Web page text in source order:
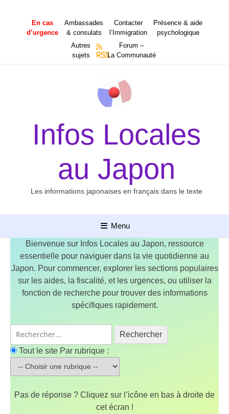
contenu
En cas
d’urgence
Ambassades
& consulats
Contacter
l’Immigration
Présence & aide
psychologique
Autres
sujets
RSS
Forum –
La Communauté
Infos Locales
au Japon
Les informations japonaises en français dans le texte
Menu
Bienvenue sur Infos Locales au Japon, ressource
essentielle pour naviguer dans la vie quotidienne au
Japon. Pour commencer, explorer les sections populaires
sur les aides, la fiscalité, et les urgences, ou utiliser la
fonction de recherche pour trouver des informations
spécifiques rapidement.
Rechercher
Tout le site Par rubrique :
Pas de réponse ? Cliquez sur l’icône en bas à droite de
cet écran !